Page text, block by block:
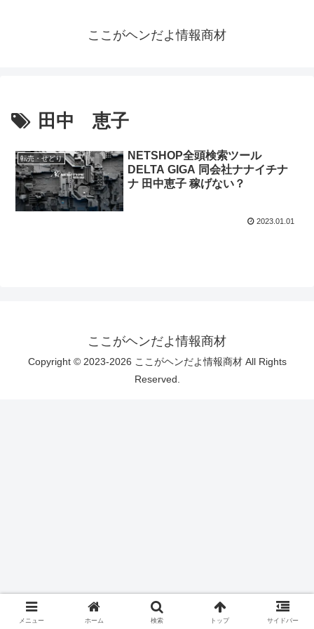
ここがヘンだよ情報商材
田中 恵子
転売・せどり
NETSHOP全頭検索ツール
DELTA GIGA 同会社ナナイチナ
ナ 田中恵子 稼げない？
2023.01.01
ここがヘンだよ情報商材
Copyright © 2023-2026 ここがヘンだよ情報商材 All Rights
Reserved.
メニュー ホーム 検索 トップ サイドバー